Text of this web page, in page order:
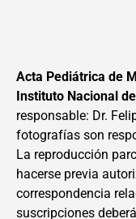
Acta Pediátrica de
Instituto Nacional
responsable: Dr.
fotografías son
La reproducción
hacerse previa
correspondencia
suscripciones